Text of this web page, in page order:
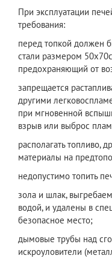
При эксплуатации
требования:
перед топкой должен
стали размером
предохраняющий от
запрещается
другими
при мгновенной
взрыв или выброс
располагать топливо,
материалы на
недопустимо топить
зола и шлак,
водой, и удалены в
безопасное место;
дымовые трубы над
искроуловители